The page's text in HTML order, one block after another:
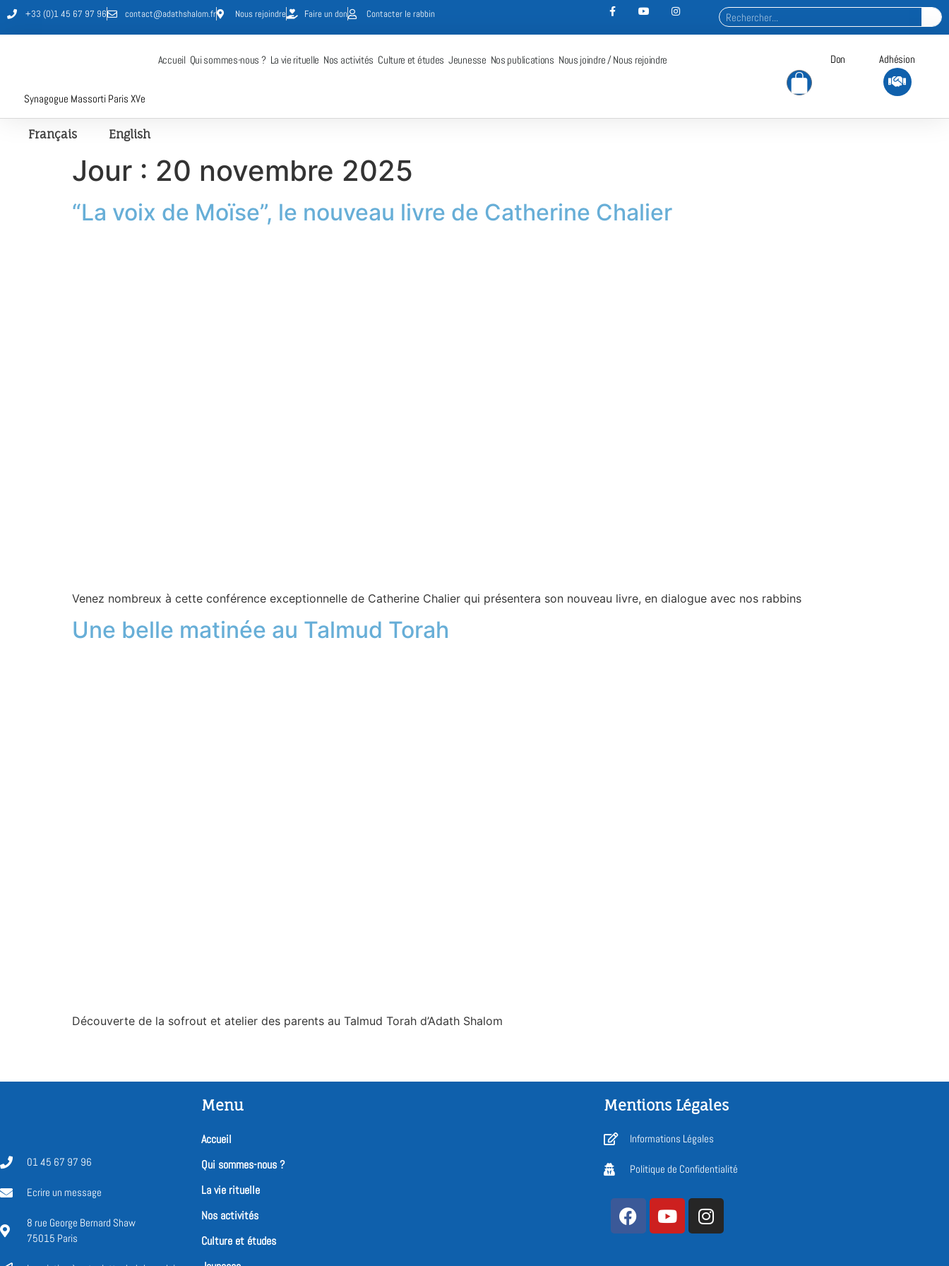
+33 (0)1 45 67 97 96 contact@adathshalom.fr Nous rejoindre Faire un don Contacter le rabbin
Synagogue Massorti Paris XVe
Accueil Qui sommes-nous ? La vie rituelle Nos activités Culture et études Jeunesse Nos publications Nous joindre / Nous rejoindre Don Adhésion
Français English
Jour : 20 novembre 2025
“La voix de Moïse”, le nouveau livre de Catherine Chalier
Venez nombreux à cette conférence exceptionnelle de Catherine Chalier qui présentera son nouveau livre, en dialogue avec nos rabbins
Une belle matinée au Talmud Torah
Découverte de la sofrout et atelier des parents au Talmud Torah d’Adath Shalom
01 45 67 97 96
Ecrire un message
8 rue George Bernard Shaw
75015 Paris
Menu
Accueil
Qui sommes-nous ?
La vie rituelle
Nos activités
Culture et études
Mentions Légales
Informations Légales
Politique de Confidentialité